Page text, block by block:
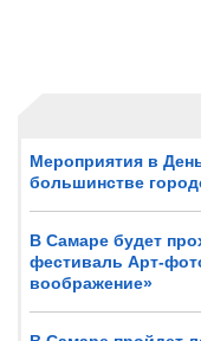
Мероприятия в
большинстве
В Самаре будет
фестиваль Арт-
воображение»